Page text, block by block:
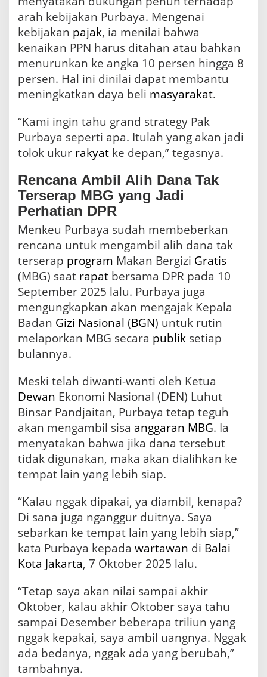
arah kebijakan Purbaya. Mengenai
kebijakan pajak, ia menilai bahwa
kenaikan PPN harus ditahan atau bahkan
menurunkan ke angka 10 persen hingga 8
persen. Hal ini dinilai dapat membantu
meningkatkan daya beli masyarakat.
“Kami ingin tahu grand strategy Pak
Purbaya seperti apa. Itulah yang akan jadi
tolok ukur rakyat ke depan,” tegasnya.
Rencana Ambil Alih Dana Tak
Terserap MBG yang Jadi
Perhatian DPR
Menkeu Purbaya sudah membeberkan
rencana untuk mengambil alih dana tak
terserap program Makan Bergizi Gratis
(MBG) saat rapat bersama DPR pada 10
September 2025 lalu. Purbaya juga
mengungkapkan akan mengajak Kepala
Badan Gizi Nasional (BGN) untuk rutin
melaporkan MBG secara publik setiap
bulannya.
Dewan Ekonomi Nasional (DEN) Luhut
Binsar Pandjaitan, Purbaya tetap teguh
akan mengambil sisa anggaran MBG. Ia
menyatakan bahwa jika dana tersebut
tidak digunakan, maka akan dialihkan ke
tempat lain yang lebih siap.
“Kalau nggak dipakai, ya diambil, kenapa?
Di sana juga nganggur duitnya. Saya
sebarkan ke tempat lain yang lebih siap,”
kata Purbaya kepada wartawan di Balai
Kota Jakarta, 7 Oktober 2025 lalu.
“Tetap saya akan nilai sampai akhir
Oktober, kalau akhir Oktober saya tahu
sampai Desember beberapa triliun yang
nggak kepakai, saya ambil uangnya. Nggak
ada bedanya, nggak ada yang berubah,”
tambahnya.